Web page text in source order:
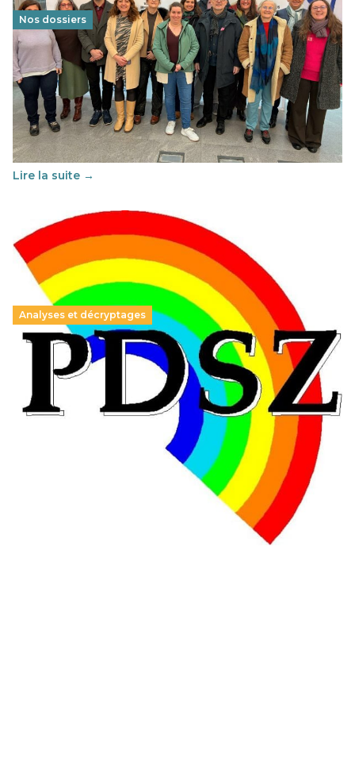
Nos dossiers
Éducation au vivre-ensemble : un échange croisé
franco-espagnol pour changer d’approche
29 juin 2026-National
Cette année, l'UNSA Éducation a mené un projet Erasmus
soutenu par l'union Européenne et centré sur l'éducation
au vivre-ensemble : quelles différences entre la France…
Lire la suite →
Analyses et décryptages
Hongrie : du changement pour les politiques
éducatives, aussi !
25 juin 2026
En Hongrie, le conservateur Peter Magyar et son parti
Tisza "Respect et liberté" ont remporté une large victoire,
contre le premier ministre sortant, Viktor Orban,…